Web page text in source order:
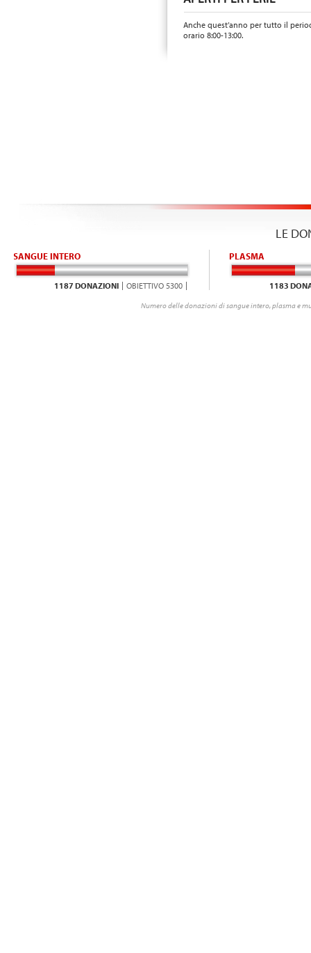
Anche quest’anno per tutto il
orario 8:00-13:00.
LE
SANGUE INTERO
1187 DONAZIONI OBIETTIVO 5300
PLASMA
1183
Numero delle donazioni di sangue intero, plasma e